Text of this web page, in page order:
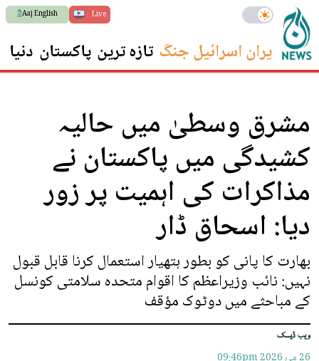
Live
Aaj English
ایران اسرائیل جنگ تازہ ترین پاکستان دنیا
مشرق وسطیٰ میں حالیہ
کشیدگی میں پاکستان نے
مذاکرات کی اہمیت پر زور
دیا: اسحاق ڈار
بھارت کا پانی کو بطور ہتھیار استعمال کرنا قابل قبول
نہیں: نائب وزیراعظم کا اقوام متحدہ سلامتی کونسل
کے مباحثے میں دوٹوک مؤقف
ویب ڈیسک